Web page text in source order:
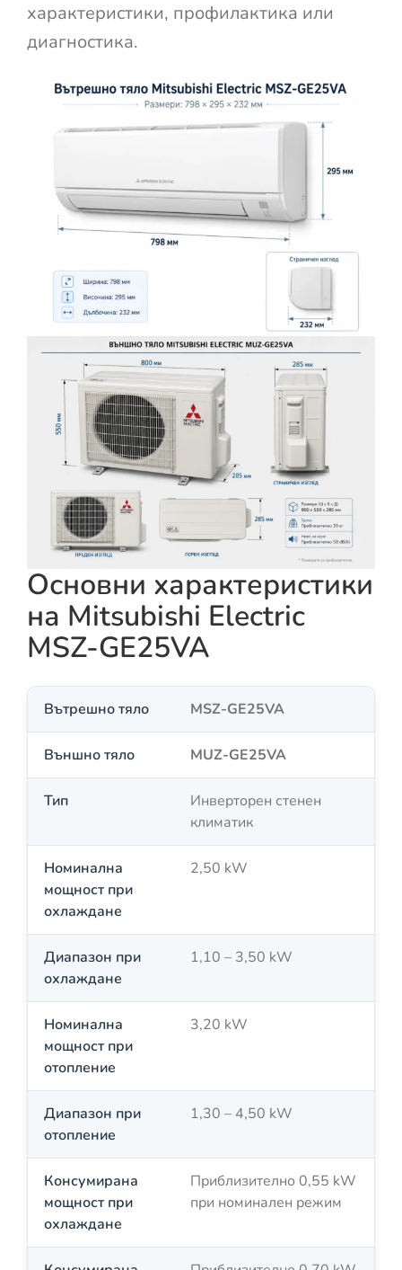
характеристики, профилактика или
диагностика.
Основни характеристики
на Mitsubishi Electric
MSZ-GE25VA
Вътрешно тяло MSZ-GE25VA
Външно тяло MUZ-GE25VA
Тип
Инверторен стенен
климатик
Номинална
мощност при
охлаждане
2,50 kW
Диапазон при
охлаждане
1,10 – 3,50 kW
Номинална
мощност при
отопление
3,20 kW
Диапазон при
отопление
1,30 – 4,50 kW
Консумирана
мощност при
охлаждане
Приблизително 0,55 kW
при номинален режим